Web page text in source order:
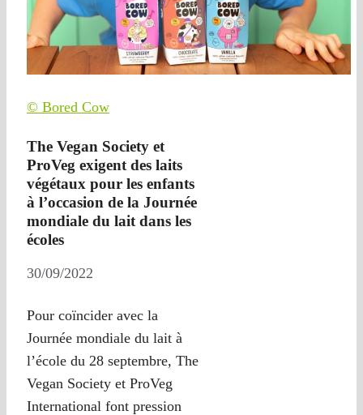
© Bored Cow
The Vegan Society et
ProVeg exigent des laits
végétaux pour les enfants
à l’occasion de la Journée
mondiale du lait dans les
écoles
30/09/2022
Pour coïncider avec la
Journée mondiale du lait à
l’école du 28 septembre, The
Vegan Society et ProVeg
International font pression